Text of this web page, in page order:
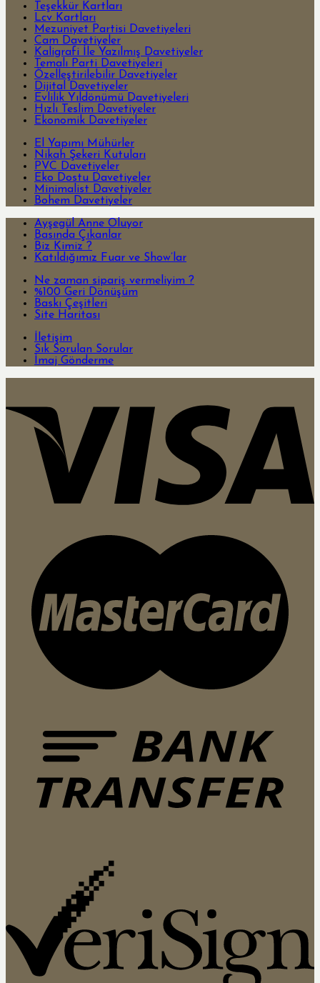
Teşekkür Kartları
Lcv Kartları
Mezuniyet Partisi Davetiyeleri
Cam Davetiyeler
Kaligrafi İle Yazılmış Davetiyeler
Temalı Parti Davetiyeleri
Özelleştirilebilir Davetiyeler
Dijital Davetiyeler
Evlilik Yıldönümü Davetiyeleri
Hızlı Teslim Davetiyeler
Ekonomik Davetiyeler
El Yapımı Mühürler
Nikah Şekeri Kutuları
PVC Davetiyeler
Eko Dostu Davetiyeler
Minimalist Davetiyeler
Bohem Davetiyeler
Ayşegül Anne Oluyor
Basında Çıkanlar
Biz Kimiz ?
Katıldığımız Fuar ve Show’lar
Ne zaman sipariş vermeliyim ?
%100 Geri Dönüşüm
Baskı Çeşitleri
Site Haritası
İletişim
Sık Sorulan Sorular
İmaj Gönderme